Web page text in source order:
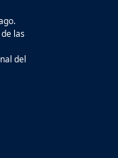
las
del